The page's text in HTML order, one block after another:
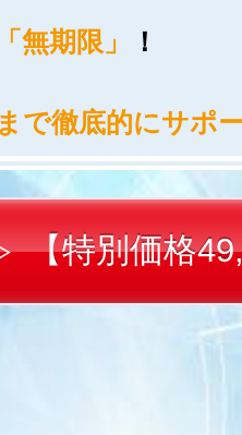
無期限」 ！
で徹底的にサポ
【特別価格